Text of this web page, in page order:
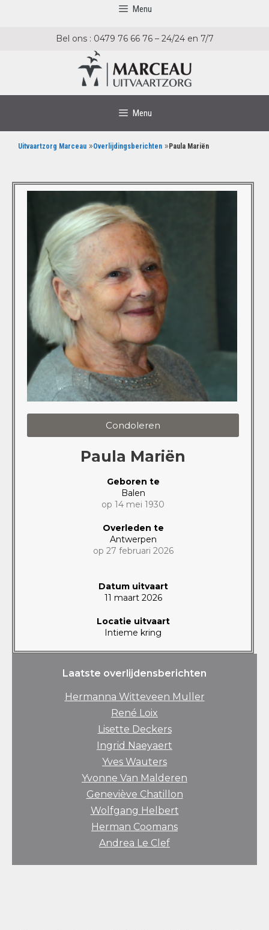
Menu
Bel ons : 0479 76 66 76 – 24/24 en 7/7
Menu
Uitvaartzorg Marceau »Overlijdingsberichten »Paula Mariën
Condoleren
Paula Mariën
Geboren te
Balen
op 14 mei 1930
Overleden te
Antwerpen
op 27 februari 2026
Datum uitvaart
11 maart 2026
Locatie uitvaart
Intieme kring
Laatste overlijdensberichten
Hermanna Witteveen Muller
René Loix
Lisette Deckers
Ingrid Naeyaert
Yves Wauters
Yvonne Van Malderen
Geneviève Chatillon
Wolfgang Helbert
Herman Coomans
Andrea Le Clef